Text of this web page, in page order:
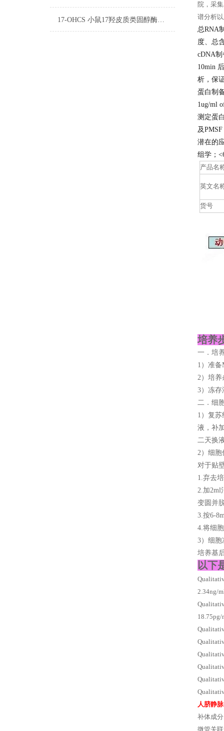
17-OHCS 小鼠17羟皮质类固醇酶联免疫试剂盒洗涤方法
院，采
谱分析
总RNA
度、总
cDNA制
10min
析，保
蛋白制
1ug/ml
测定蛋
及
潜在的
组学；
产品名
英文名
货号
培养
一．培
1）准备
2）培养
3）冻存
二．细
1）复
液，补
二天换
2）细胞
对于贴
1.弃去
2.加2ml
变圆并
3.按6-
4.将细
3）细胞
培养基
以下
2.34ng/
人脐静
补体成
微管关